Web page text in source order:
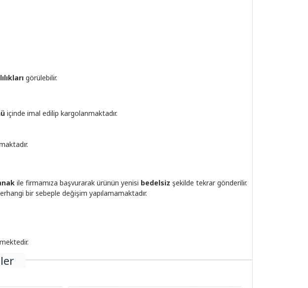
görülebilir.
içinde imal edilip kargolanmaktadır.
ile firmamıza başvurarak ürünün yenisi bedelsiz şekilde tekrar gönderilir.
bir sebeple değişim yapılamamaktadır.